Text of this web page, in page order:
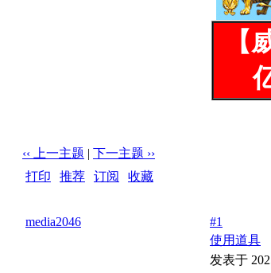
‹‹ 上一主题 | 下一主题 ››
打印
推荐 订阅
收藏
media2046
#1
使用道具
发表于